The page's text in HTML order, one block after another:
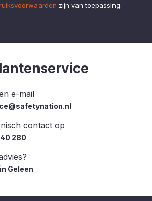
zijn van toepassing.
e-mail
contact op
280
Geleen